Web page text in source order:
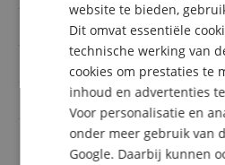
Oppervlakte
Top Massief
Fretboard
Aantal snaren 6-
website te bieden,
Dit omvat essentiële
technische werking van
cookies om prestaties te
inhoud en advertenties
Voor personalisatie en
onder meer gebruik van
Google. Daarbij kunnen